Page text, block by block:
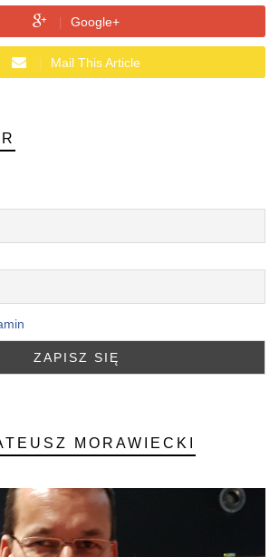
Google+
Mail This Article
MORAWIECKI